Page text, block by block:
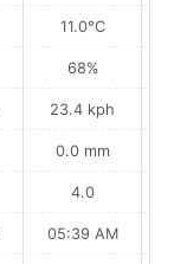
11.0°C
68%
23.4 kph
0.0 mm
4.0
05:39 AM